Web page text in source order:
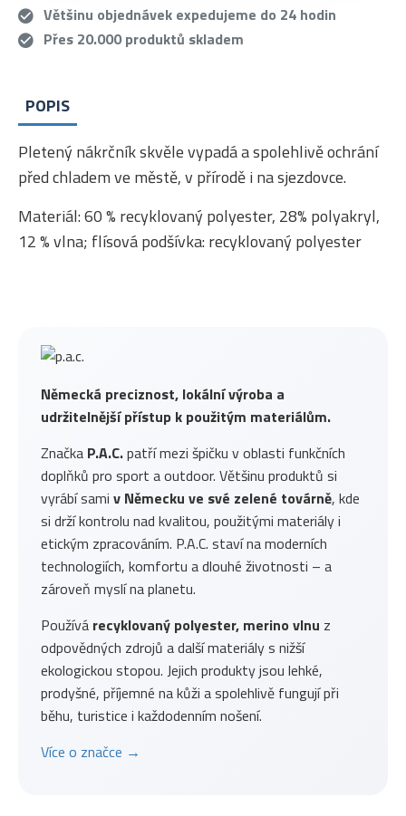
Většinu objednávek expedujeme do 24 hodin
Přes 20.000 produktů skladem
Německá preciznost, lokální výroba a
udržitelnější přístup k použitým materiálům.
Značka P.A.C.patří mezi špičku v oblasti funkčních
doplňků pro sport a outdoor. Většinu produktů si
vyrábí sami v Německu ve své zelené továrně, kde
si drží kontrolu nad kvalitou, použitými materiály i
etickým zpracováním. P.A.C. staví na moderních
technologiích, komfortu a dlouhé životnosti – a
zároveň myslí na planetu.
Používá recyklovaný polyester, merino vlnu z
odpovědných zdrojů a další materiály s nižší
ekologickou stopou. Jejich produkty jsou lehké,
prodyšné, příjemné na kůži a spolehlivě fungují při
běhu, turistice i každodenním nošení.
Více o značce →
POPIS
Pletený nákrčník skvěle vypadá a spolehlivě ochrání
před chladem ve městě, v přírodě i na sjezdovce.
Materiál: 60 % recyklovaný polyester, 28% polyakryl,
12 % vlna; flísová podšívka: recyklovaný polyester